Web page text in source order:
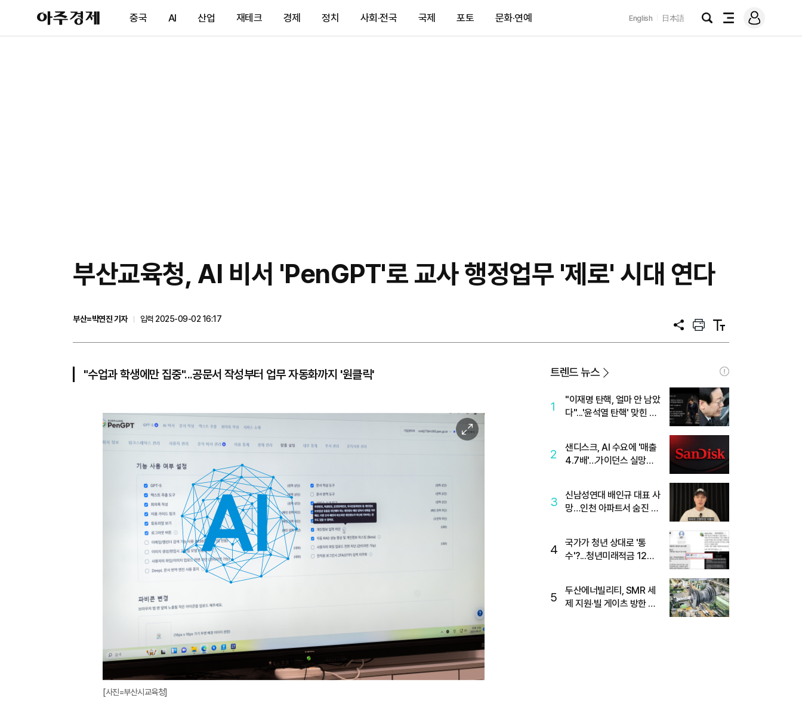
아
주
제
중국 AI 산업 재테크 경제 정치 사회·전국 국제 포토 문화·연예 English 日本語
검
전
메
그
부산교육청, AI 비서 'PenGPT'로 교사 행정업무 '제로' 시대 연다
부산=박연진 기자
입력 2025-09-02 16:17
공
프
트
텍
트
"수업과 학생에만 집중"...공문서 작성부터 업무 자동화까지 '원클릭'
이
미
[사진=부산시교육청]
트렌드 뉴스
1
"이재명 탄핵, 얼마 안 남았
다"...'윤석열 탄핵' 맞힌 무
2
샌디스크, AI 수요에 '매출
4.7배'…가이던스 실망에
3
신남성연대 배인규 대표 사
망…인천 아파트서 숨진 채
4
국가가 청년 상대로 '통
수'?...청년미래적금 12%
5
두산에너빌리티, SMR 세
제 지원·빌 게이츠 방한 기